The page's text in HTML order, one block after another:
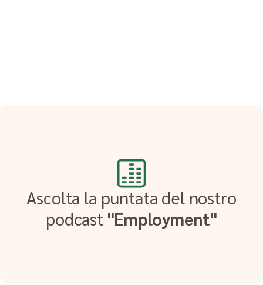
Ascolta la puntata del nostro
podcast "Employment"